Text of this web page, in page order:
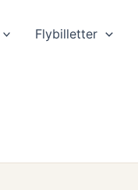
Flybilletter